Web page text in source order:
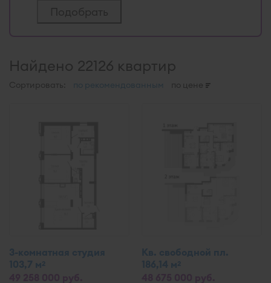
Найдено 22126 квартир
Сортировать: по рекомендованным по цене
3-комнатная студия
103,7 м2
Кв. свободной пл.
186,14 м2